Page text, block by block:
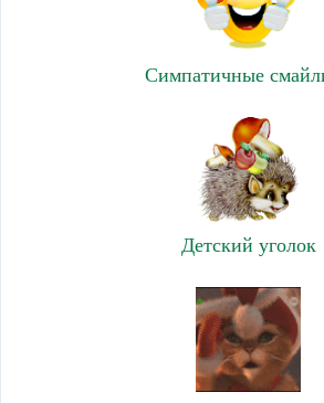
Симпатичные
Детский уголок